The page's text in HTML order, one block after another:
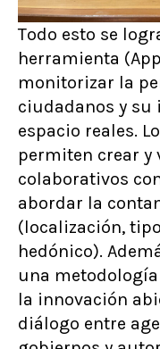
Todo esto se
herramienta
monitorizar la
ciudadanos y su
espacio reales.
permiten crear y
colaborativos
abordar la
(localización,
hedónico).
una
la innovación
diálogo entre